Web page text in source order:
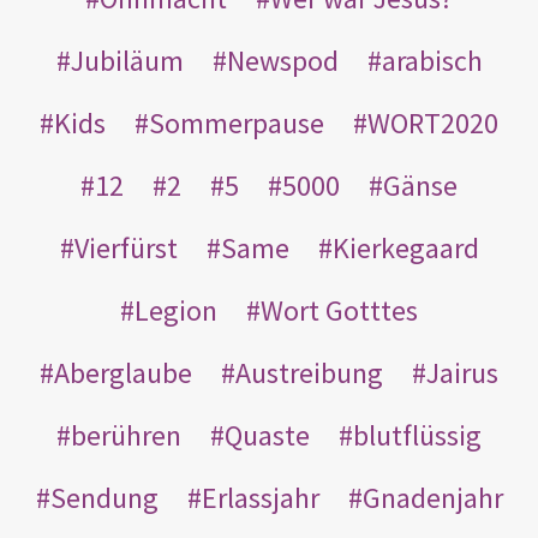
Jubiläum
Newspod
arabisch
Kids
Sommerpause
WORT2020
12
2 5 5000
Gänse
Vierfürst
Same
Kierkegaard
Legion
Wort Gotttes
Aberglaube
Austreibung
Jairus
berühren
Quaste
blutflüssig
Sendung
Erlassjahr Gnadenjahr